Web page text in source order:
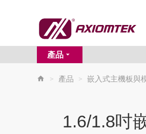
產品
> 產品 > 嵌入式主機板與
1.6/1.8吋